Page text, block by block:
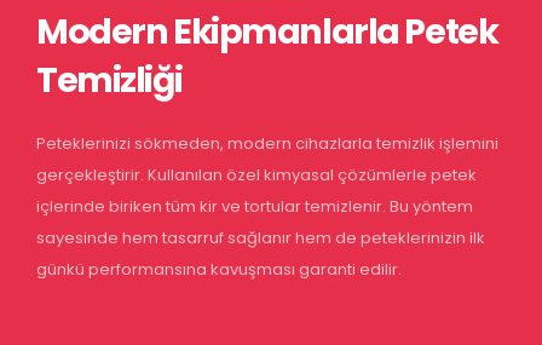
Modern Ekipmanlarla Petek
Temizliği
Peteklerinizi sökmeden, modern cihazlarla temizlik işlemini
gerçekleştirir. Kullanılan özel kimyasal çözümlerle petek
içlerinde biriken tüm kir ve tortular temizlenir. Bu yöntem
sayesinde hem tasarruf sağlanır hem de peteklerinizin ilk
günkü performansına kavuşması garanti edilir.